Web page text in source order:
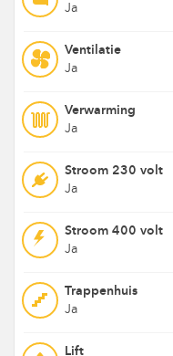
Ja
Ventilatie
Ja
Verwarming
Ja
Stroom 230 volt
Ja
Stroom 400 volt
Ja
Trappenhuis
Ja
Lift